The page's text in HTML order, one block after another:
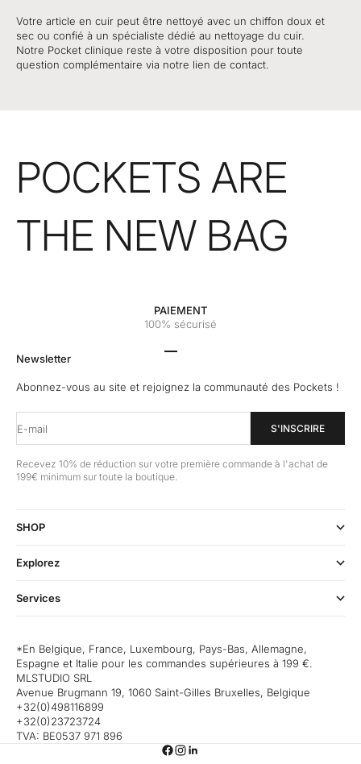
Votre article en cuir peut être nettoyé avec un chiffon doux et
sec ou confié à un spécialiste dédié au nettoyage du cuir.
Notre Pocket clinique reste à votre disposition pour toute
question complémentaire via notre lien de contact.
POCKETS ARE
THE NEW BAG
PAIEMENT
100% sécurisé
Newsletter
Abonnez-vous au site et rejoignez la communauté des Pockets !
E-mail S'INSCRIRE
Recevez 10% de réduction sur votre première commande à l'achat de
199€ minimum sur toute la boutique.
SHOP
Explorez
Services
*En Belgique, France, Luxembourg, Pays-Bas, Allemagne,
Espagne et Italie pour les commandes supérieures à 199 €.
MLSTUDIO SRL
Avenue Brugmann 19, 1060 Saint-Gilles Bruxelles, Belgique
+32(0)498116899
+32(0)23723724
TVA: BE0537 971 896